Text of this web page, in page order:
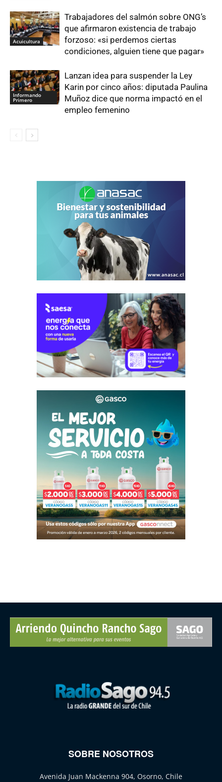
Acuicultura
Trabajadores del salmón sobre ONG’s
que afirmaron existencia de trabajo
forzoso: «si perdemos ciertas
condiciones, alguien tiene que pagar»
Informando
Primero
Lanzan idea para suspender la Ley
Karin por cinco años: diputada Paulina
Muñoz dice que norma impactó en el
empleo femenino
SOBRE NOSOTROS
Avenida Juan Mackenna 904, Osorno, Chile